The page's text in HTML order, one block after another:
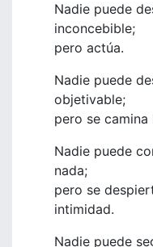
Nadie puede
inconcebible;
pero actúa.
Nadie puede
objetivable;
pero se camina
Nadie puede
nada;
pero se
intimidad.
Nadie puede